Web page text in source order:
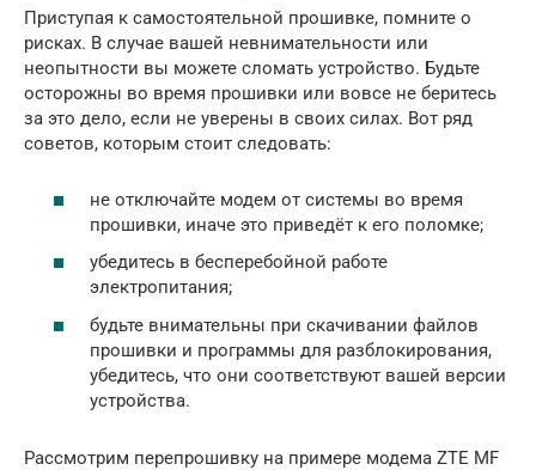
Приступая к самостоятельной прошивке, помните о
рисках. В случае вашей невнимательности или
неопытности вы можете сломать устройство. Будьте
осторожны во время прошивки или вовсе не беритесь
за это дело, если не уверены в своих силах. Вот ряд
советов, которым стоит следовать:
не отключайте модем от системы во время
прошивки, иначе это приведёт к его поломке;
убедитесь в бесперебойной работе
электропитания;
будьте внимательны при скачивании файлов
прошивки и программы для разблокирования,
убедитесь, что они соответствуют вашей версии
устройства.
Рассмотрим перепрошивку на примере модема ZTE MF